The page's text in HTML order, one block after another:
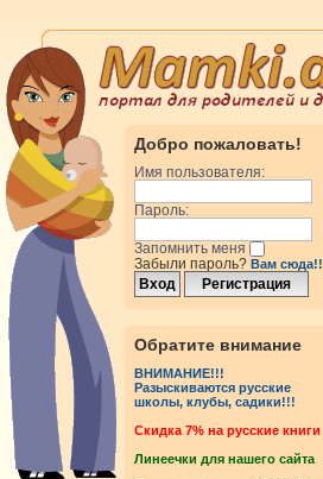
Добро пожаловать!
Имя пользователя:
Пароль:
Запомнить меня
Забыли пароль? Вам сюда!!
Обратите внимание
ВНИМАНИЕ!!!
Разыскиваются русские
школы, клубы, садики!!!
Cкидка 7% на русские книги
Линеечки для нашего сайта